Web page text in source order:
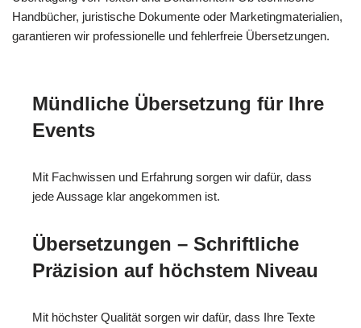
Handbücher, juristische Dokumente oder Marketingmaterialien,
garantieren wir professionelle und fehlerfreie Übersetzungen.
Mündliche Übersetzung für Ihre
Events
Mit Fachwissen und Erfahrung sorgen wir dafür, dass
jede Aussage klar angekommen ist.
Übersetzungen – Schriftliche
Präzision auf höchstem Niveau
Mit höchster Qualität sorgen wir dafür, dass Ihre Texte